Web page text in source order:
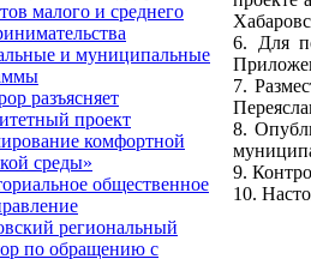
малого и среднего
и муниципальные
разъясняет
проект
комфортной
среды»
общественное
региональный
по обращению с
6. Для
7.
8.
9.
10.